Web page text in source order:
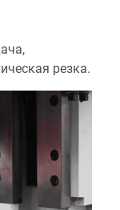
резка.